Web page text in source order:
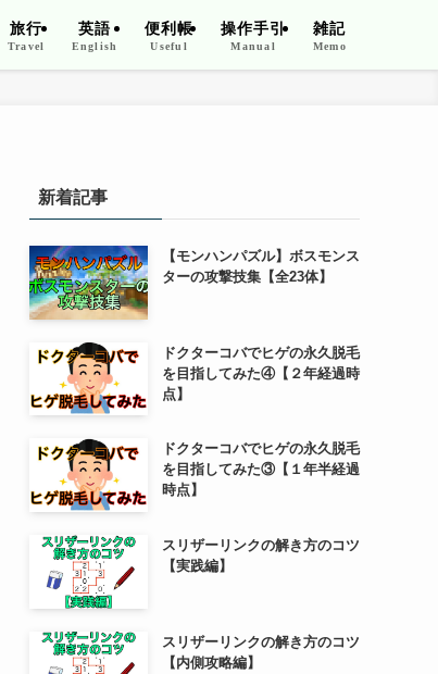
旅行
Travel
英語
English
便利帳
Useful
操作手引
Manual
雑記
Memo
新着記事
【モンハンパズル】ボスモンス
ターの攻撃技集【全23体】
ドクターコバでヒゲの永久脱毛
を目指してみた④【２年経過時
点】
ドクターコバでヒゲの永久脱毛
を目指してみた③【１年半経過
時点】
スリザーリンクの解き方のコツ
【実践編】
スリザーリンクの解き方のコツ
【内側攻略編】